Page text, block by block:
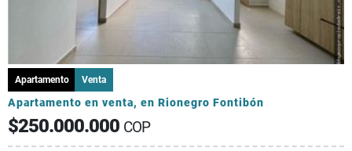
Apartamento Venta
Apartamento en venta, en Rionegro Fontibón
$250.000.000 COP